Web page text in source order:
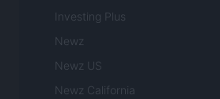
Investing Plus
Newz
Newz US
Newz California